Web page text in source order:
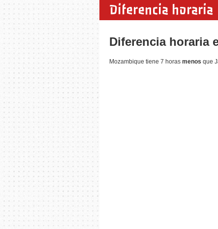
Diferencia horaria
Diferencia horaria
Mozambique tiene 7 horas menos que